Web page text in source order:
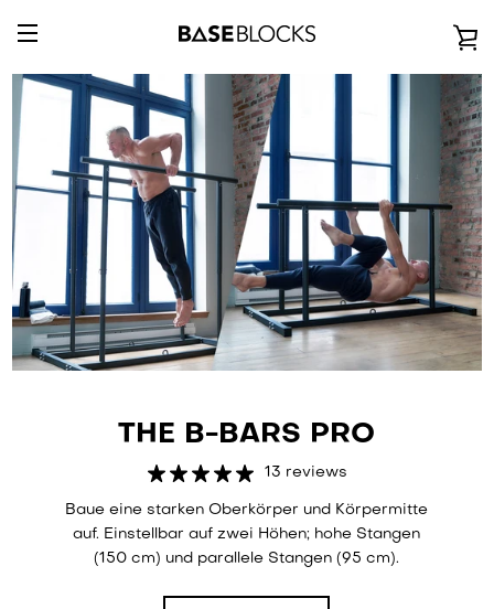
zum
NAVIGATION
THE B-BARS PRO
13 reviews
Baue eine starken Oberkörper und Körpermitte
auf. Einstellbar auf zwei Höhen; hohe Stangen
(150 cm) und parallele Stangen (95 cm).